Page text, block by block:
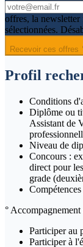
offres, la
sélectionnées.
Recevoir ces offres
Profil
Conditions
Diplôme ou
Assistant de
Niveau de
Concours :
direct pour
grade
°
Participer au
Participer à